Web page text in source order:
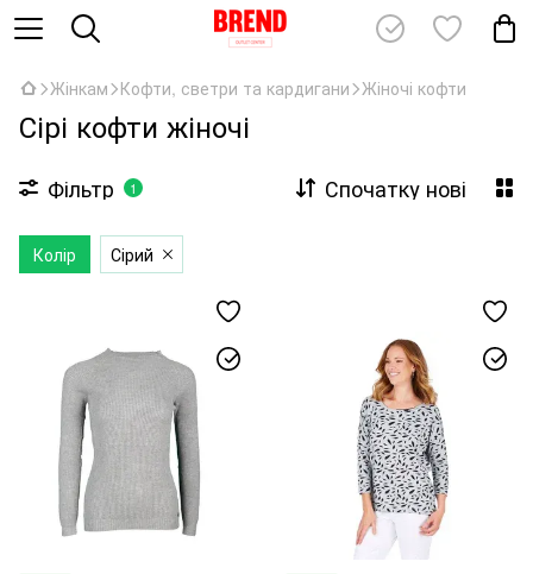
Жінкам Кофти, светри та кардигани Жіночі кофти
Сірі кофти жіночі
Фільтр 1 Спочатку нові
Колір Сірий